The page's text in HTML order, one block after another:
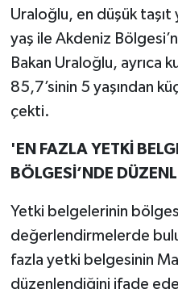
Uraloğlu, en düşük taşıt
yaş ile Akdeniz
Bakan Uraloğlu, ayrıca
85,7’sinin 5 yaşından
çekti.
'EN FAZLA YETKİ
BÖLGESİ’NDE
Yetki belgelerinin
değerlendirmelerde
fazla yetki belgesinin
düzenlendiğini ifade